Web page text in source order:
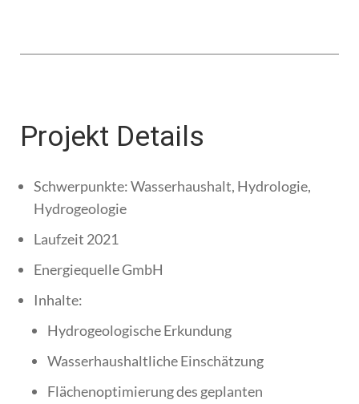
Projekt Details
Schwerpunkte: Wasserhaushalt, Hydrologie,
Hydrogeologie
Laufzeit 2021
Energiequelle GmbH
Inhalte:
Hydrogeologische Erkundung
Wasserhaushaltliche Einschätzung
Flächenoptimierung des geplanten